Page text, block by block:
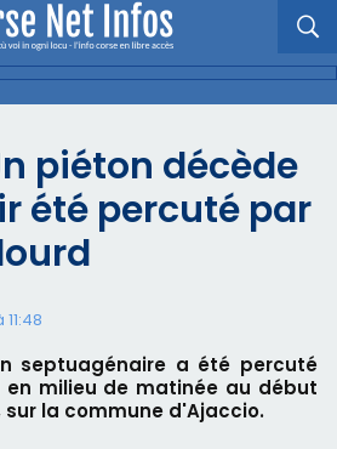
piéton décède
été percuté par
septuagénaire a été percuté
milieu de matinée au début
sur la commune d'Ajaccio.